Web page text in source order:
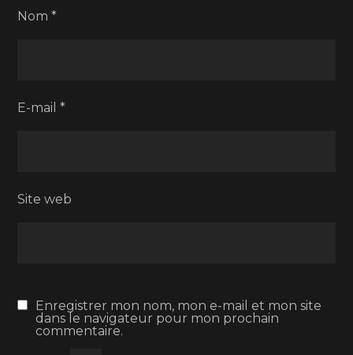
Nom*
E-mail*
Site web
Enregistrer mon nom, mon e-mail et mon site
dans le navigateur pour mon prochain
commentaire.